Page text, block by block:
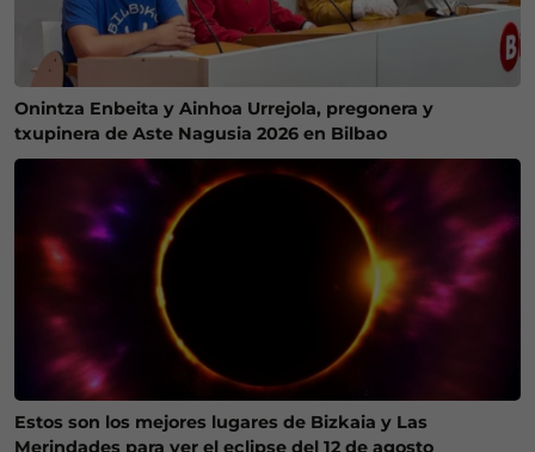
Onintza Enbeita y Ainhoa Urrejola, pregonera y
txupinera de Aste Nagusia 2026 en Bilbao
Estos son los mejores lugares de Bizkaia y Las
Merindades para ver el eclipse del 12 de agosto